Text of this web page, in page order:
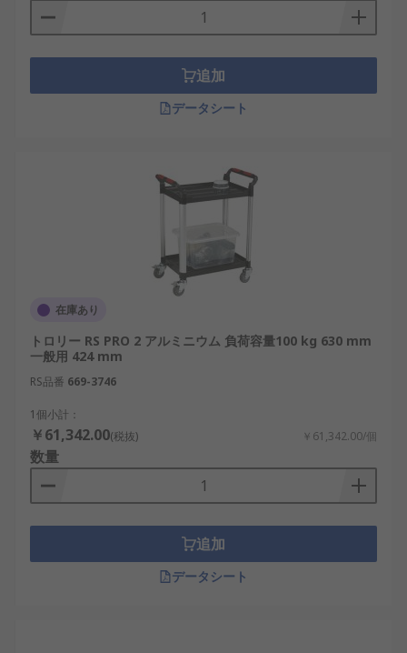
追加
データシート
在庫あり
トロリー RS PRO 2 アルミニウム 負荷容量100 kg 630 mm
一般用 424 mm
RS品番 669-3746
1個小計：
￥61,342.00(税抜) ￥61,342.00/個
数量
追加
データシート